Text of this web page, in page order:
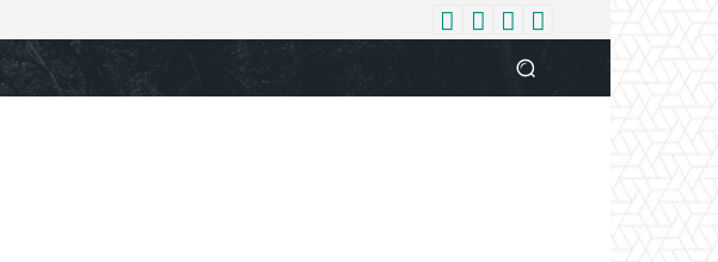
लाइफस्टाइल बिजनेस आपकी आवाज